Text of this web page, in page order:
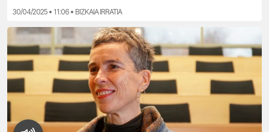
30/04/2025 • 11:06 • BIZKAIA IRRATIA